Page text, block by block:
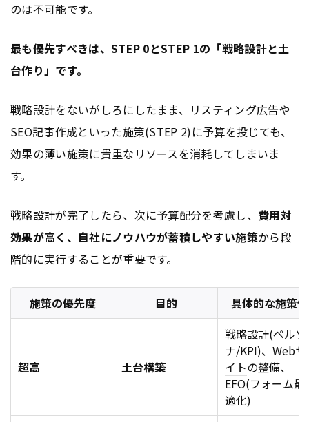
のは不可能です。
最も優先すべきは、STEP 0とSTEP 1の「戦略設計と土
台作り」です。
戦略設計をないがしろにしたまま、 リスティング広告や
SEO記事作成といった施策(STEP 2)に予算を投じても、
効果の薄い施策に貴重なリソースを消耗してしまいま
す。
戦略設計が完了したら、次に予算配分を考慮し、費用対
効果が高く、自社にノウハウが蓄積しやすい施策から段
階的に実行することが重要です。
施策の優先度 目的 具体的な施策例
超高 土台構築
戦略設計(ペルソ
ナ/KPI)、 Webサ
イトの整備、
EFO(フォーム最
適化)